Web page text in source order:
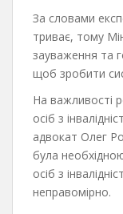
За словами
триває, тому
зауваження та
щоб зробити
На важливості
осіб з
адвокат Олег
була
осіб з
неправомірно.